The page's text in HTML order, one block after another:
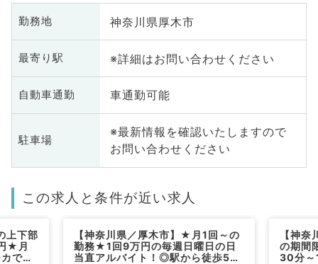
勤務地 神奈川県厚木市
最寄り駅 ※詳細はお問い合わせください
自動車通勤 車通勤可能
駐車場
※最新情報を確認いたしますので
お問い合わせください
この求人と条件が近い求人
上下部
★月
で通
【神奈川県／厚木市】★月1回～の
勤務★1回9万円の毎週日曜日の日
当直アルバイト！◎駅から徒歩5
【神
の期間
30分～